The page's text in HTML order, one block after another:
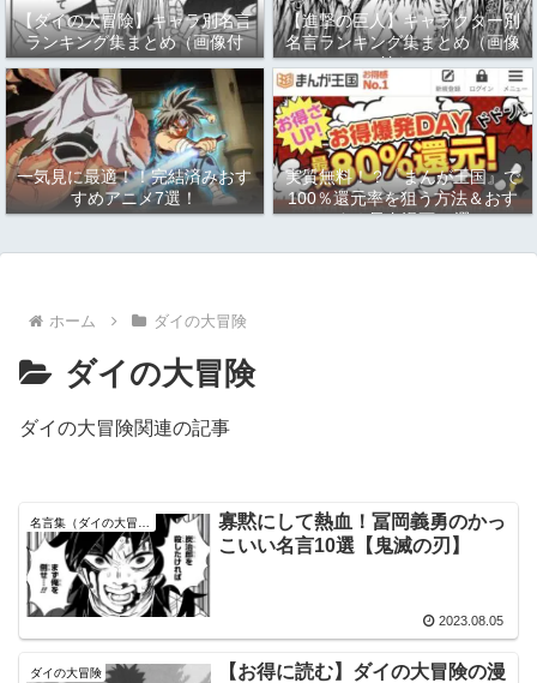
【ダイの大冒険】キャラ別名言
ランキング集まとめ（画像付
き）
【進撃の巨人】キャラクター別
名言ランキング集まとめ（画像
付き）
一気見に最適！！完結済みおす
すめアニメ7選！
実質無料！？『まんが王国』で
100％還元率を狙う方法＆おす
すめ長寿漫画10選
ホーム ダイの大冒険
ダイの大冒険
ダイの大冒険関連の記事
寡黙にして熱血！冨岡義勇のかっ
こいい名言10選【鬼滅の刃】
2023.08.05
ダイの大冒険
【お得に読む】ダイの大冒険の漫